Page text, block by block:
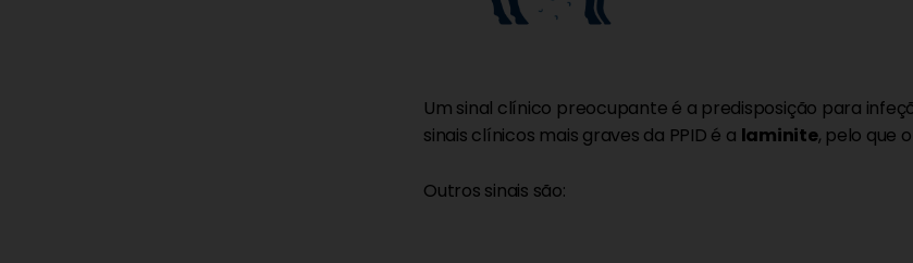
Um sinal clínico preocupante é a predisposição para
sinais clínicos mais graves da PPID é a laminite, pelo que
Outros sinais são: